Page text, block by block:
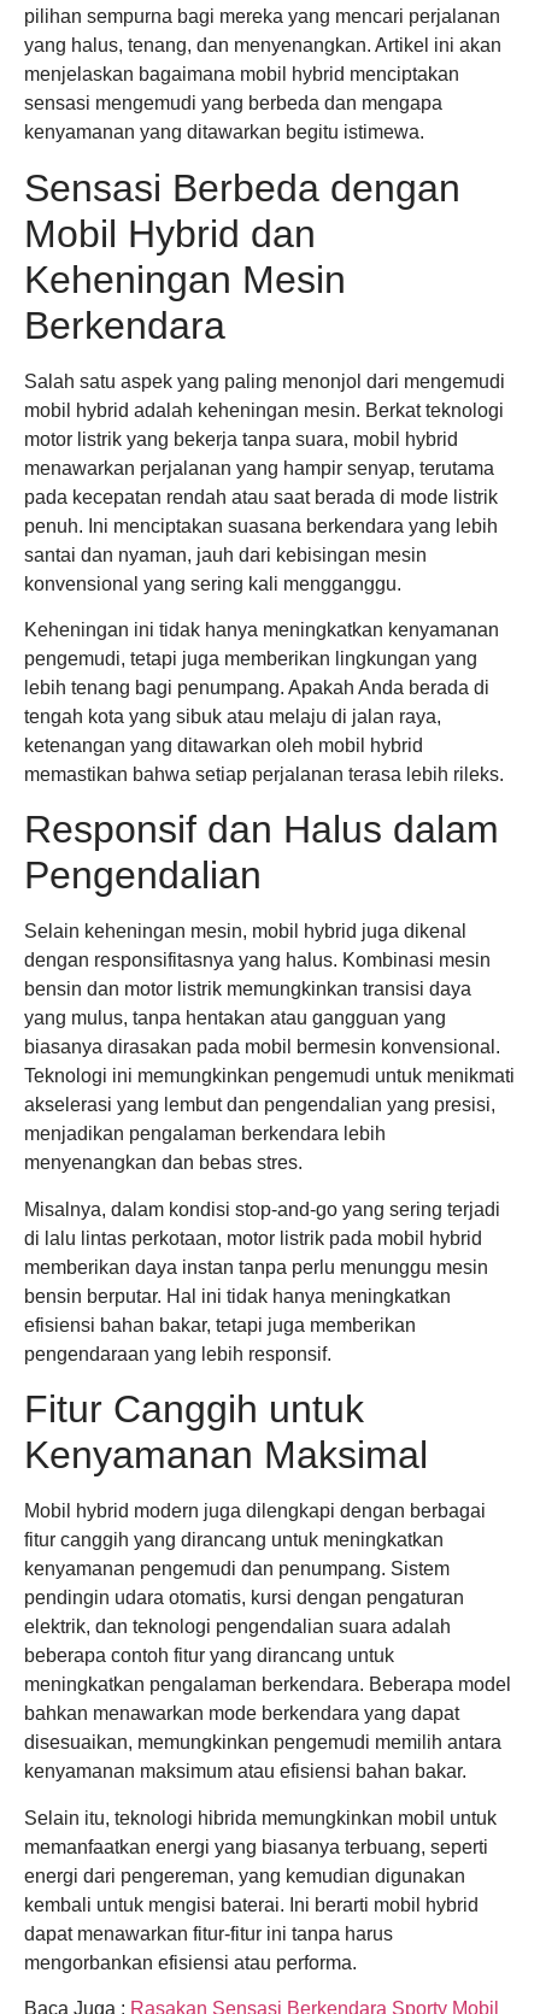
pilihan sempurna bagi mereka yang mencari perjalanan
yang halus, tenang, dan menyenangkan. Artikel ini akan
menjelaskan bagaimana mobil hybrid menciptakan
sensasi mengemudi yang berbeda dan mengapa
kenyamanan yang ditawarkan begitu istimewa.
Sensasi Berbeda dengan
Mobil Hybrid dan
Keheningan Mesin
Berkendara
Salah satu aspek yang paling menonjol dari mengemudi
mobil hybrid adalah keheningan mesin. Berkat teknologi
motor listrik yang bekerja tanpa suara, mobil hybrid
menawarkan perjalanan yang hampir senyap, terutama
pada kecepatan rendah atau saat berada di mode listrik
penuh. Ini menciptakan suasana berkendara yang lebih
santai dan nyaman, jauh dari kebisingan mesin
konvensional yang sering kali mengganggu.
Keheningan ini tidak hanya meningkatkan kenyamanan
pengemudi, tetapi juga memberikan lingkungan yang
lebih tenang bagi penumpang. Apakah Anda berada di
tengah kota yang sibuk atau melaju di jalan raya,
ketenangan yang ditawarkan oleh mobil hybrid
memastikan bahwa setiap perjalanan terasa lebih rileks.
Responsif dan Halus dalam
Pengendalian
Selain keheningan mesin, mobil hybrid juga dikenal
dengan responsifitasnya yang halus. Kombinasi mesin
bensin dan motor listrik memungkinkan transisi daya
yang mulus, tanpa hentakan atau gangguan yang
biasanya dirasakan pada mobil bermesin konvensional.
Teknologi ini memungkinkan pengemudi untuk menikmati
akselerasi yang lembut dan pengendalian yang presisi,
menjadikan pengalaman berkendara lebih
menyenangkan dan bebas stres.
Misalnya, dalam kondisi stop-and-go yang sering terjadi
di lalu lintas perkotaan, motor listrik pada mobil hybrid
memberikan daya instan tanpa perlu menunggu mesin
bensin berputar. Hal ini tidak hanya meningkatkan
efisiensi bahan bakar, tetapi juga memberikan
pengendaraan yang lebih responsif.
Fitur Canggih untuk
Kenyamanan Maksimal
Mobil hybrid modern juga dilengkapi dengan berbagai
fitur canggih yang dirancang untuk meningkatkan
kenyamanan pengemudi dan penumpang. Sistem
pendingin udara otomatis, kursi dengan pengaturan
elektrik, dan teknologi pengendalian suara adalah
beberapa contoh fitur yang dirancang untuk
meningkatkan pengalaman berkendara. Beberapa model
bahkan menawarkan mode berkendara yang dapat
disesuaikan, memungkinkan pengemudi memilih antara
kenyamanan maksimum atau efisiensi bahan bakar.
Selain itu, teknologi hibrida memungkinkan mobil untuk
memanfaatkan energi yang biasanya terbuang, seperti
energi dari pengereman, yang kemudian digunakan
kembali untuk mengisi baterai. Ini berarti mobil hybrid
dapat menawarkan fitur-fitur ini tanpa harus
mengorbankan efisiensi atau performa.
Baca Juga : Rasakan Sensasi Berkendara Sporty Mobil